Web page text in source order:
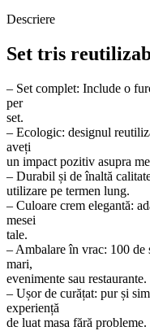
Descriere
Set tris
– Set complet: Include o
per
set.
– Ecologic: designul
aveți
un impact pozitiv asupra
– Durabil și de înaltă
utilizare pe termen lung.
– Culoare crem elegantă:
mesei
tale.
– Ambalare în vrac: 100 de
mari,
evenimente sau restaurante.
– Ușor de curățat: pur și
experiență
de luat masa fără probleme.